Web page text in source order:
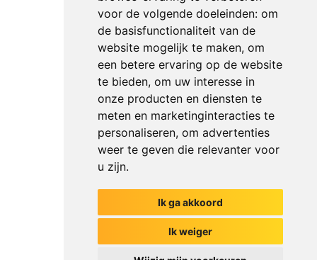
voor de volgende doeleinden: om
de basisfunctionaliteit van de
website mogelijk te maken, om
een betere ervaring op de website
te bieden, om uw interesse in
onze producten en diensten te
meten en marketinginteracties te
personaliseren, om advertenties
weer te geven die relevanter voor
u zijn.
Ik ga akkoord
Ik weiger
Het begin van jouw gesprek